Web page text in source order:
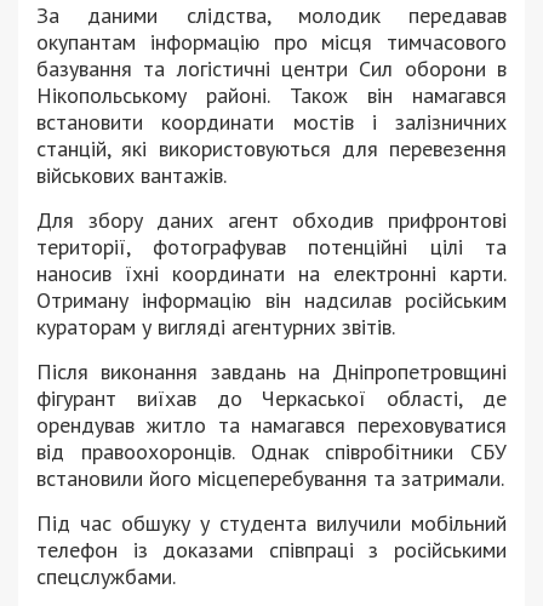
За даними слідства, молодик передавав
окупантам інформацію про місця тимчасового
базування та логістичні центри Сил оборони в
Нікопольському районі. Також він намагався
встановити координати мостів і залізничних
станцій, які використовуються для перевезення
військових вантажів.
Для збору даних агент обходив прифронтові
території, фотографував потенційні цілі та
наносив їхні координати на електронні карти.
Отриману інформацію він надсилав російським
кураторам у вигляді агентурних звітів.
Після виконання завдань на Дніпропетровщині
фігурант виїхав до Черкаської області, де
орендував житло та намагався переховуватися
від правоохоронців. Однак співробітники СБУ
встановили його місцеперебування та затримали.
Під час обшуку у студента вилучили мобільний
телефон із доказами співпраці з російськими
спецслужбами.